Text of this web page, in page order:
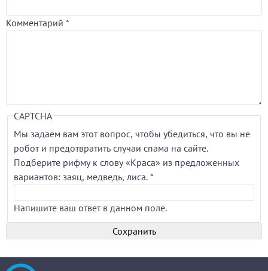
Комментарий *
CAPTCHA
Мы задаём вам этот вопрос, чтобы убедиться, что вы не
робот и предотвратить случаи спама на сайте.
Подберите рифму к слову «Краса» из предложенных
вариантов: заяц, медведь, лиса. *
Напишите ваш ответ в данном поле.